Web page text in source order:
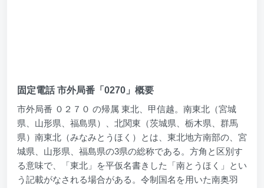
固定電話 市外局番「0270」概要
市外局番 ０２７０ の帰属 東北、甲信越。南東北（宮城
県、山形県、福島県）、北関東（茨城県、栃木県、群馬
県）南東北（みなみとうほく）とは、東北地方南部の、宮
城県、山形県、福島県の3県の総称である。方角と区別す
る意味で、「東北」を平仮名書きした「南とうほく」とい
う記載がなされる場合がある。令制国名を用いた南奥羽